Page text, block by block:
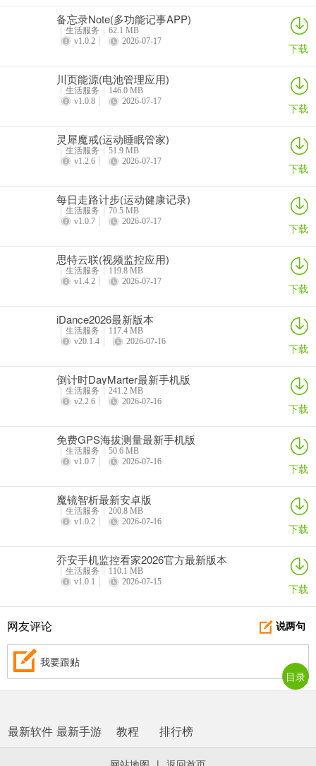
备忘录Note(多功能记事APP)
生活服务
62.1 MB
v1.0.2
2026-07-17 下载
川页能源(电池管理应用)
生活服务
146.0 MB
v1.0.8
2026-07-17 下载
灵犀魔戒(运动睡眠管家)
生活服务
51.9 MB
v1.2.6
2026-07-17 下载
每日走路计步(运动健康记录)
生活服务
70.5 MB
v1.0.7
2026-07-17 下载
思特云联(视频监控应用)
生活服务
119.8 MB
v1.4.2
2026-07-17 下载
iDance2026最新版本
生活服务
117.4 MB
v20.1.4
2026-07-16 下载
倒计时DayMarter最新手机版
生活服务
241.2 MB
v2.2.6
2026-07-16 下载
免费GPS海拔测量最新手机版
生活服务
50.6 MB
v1.0.7
2026-07-16 下载
魔镜智析最新安卓版
生活服务
200.8 MB
v1.0.2
2026-07-16 下载
乔安手机监控看家2026官方最新版本
生活服务
110.1 MB
v1.0.1
2026-07-15 下载
说两句
网友评论
我要跟贴
最新软件 最新手游 教程 排行榜
目录